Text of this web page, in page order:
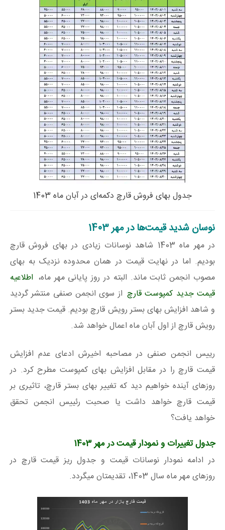
جدول بهای فروش قارچ دکمه‌ای در آبان ماه 1403
نوسان شدید قیمت‌ها در مهر 1403
در مهر ماه 1403 شاهد نوسانات زیادی در بهای فروش قارچ
بودیم. اما در نهایت قیمت در همان محدوده نزدیک به بهای
مصوب انجمن ثابت ماند. البته در روز پایانی مهر ماه، اطلاعیه
قیمت جدید کمپوست قارچ از سوی انجمن صنفی منتشر گردید
و شاهد افزایش بهای بستر رویش قارچ بودیم. قیمت جدید بستر
رویش قارچ از اول آبان ماه اعمال خواهد شد.
رییس انجمن صنفی در مصاحبه‌ اخیرش ادعای عدم افزایش
قیمت قارچ را در مقابل افزایش بهای کمپوست مطرح کرد. در
روزهای آینده خواهیم دید که تغییر بهای بستر قارچ، تاثیری بر
قیمت قارچ خواهد داشت یا صحبت رئییس انجمن تحقق
خواهد یافت؟
جدول تغییرات و نمودار قیمت در مهر 1403
در ادامه نمودار نوسانات قیمت و جدول ریز قیمت قارچ در
روزهای مهر ماه سال 1403، تقدیمتان میگردد.